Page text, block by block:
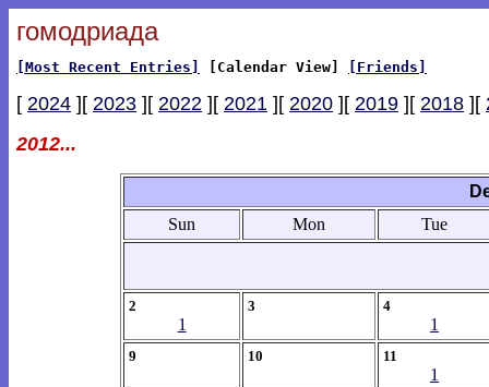
гомодриада
[Most Recent Entries] [Calendar View] [Friends]
[ 2024 ][ 2023 ][ 2022 ][ 2021 ][ 2020 ][ 2019 ][ 2018 ][
2012...
Sun
Mon Tue
2
1
3 4
1
9 10 11
1